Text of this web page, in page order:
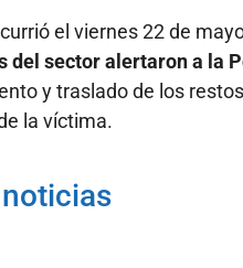
el viernes 22 de
del sector alertaron a la
y traslado de los
la víctima.